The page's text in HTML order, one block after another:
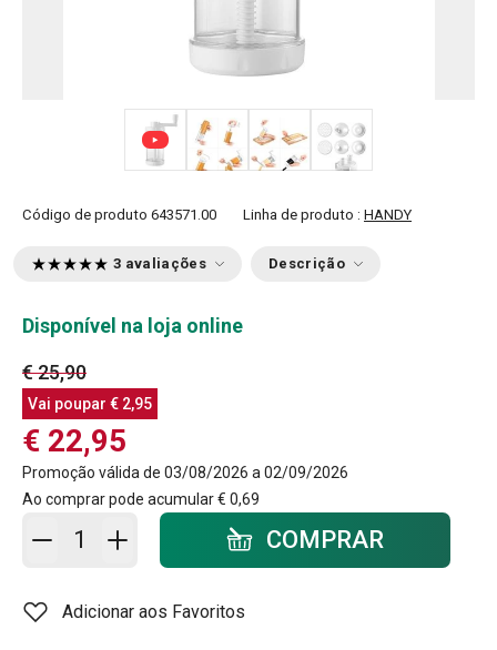
Código de produto 643571.00 Linha de produto : HANDY
3 avaliações Descrição
Disponível na loja online
€ 25,90
Vai poupar € 2,95
€ 22,95
Promoção válida de 03/08/2026 a 02/09/2026
Ao comprar pode acumular€ 0,69
Adicionar ao carrinho - quantidadeCOMPRAR
Adicionar aos Favoritos